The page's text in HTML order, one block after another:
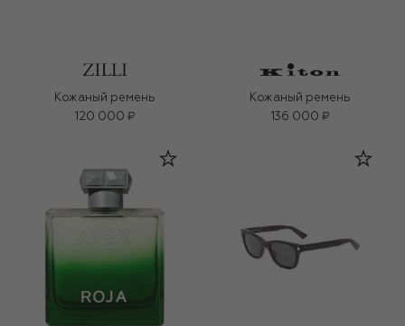
Кожаный ремень
120 000 ₽
Кожаный ремень
136 000 ₽